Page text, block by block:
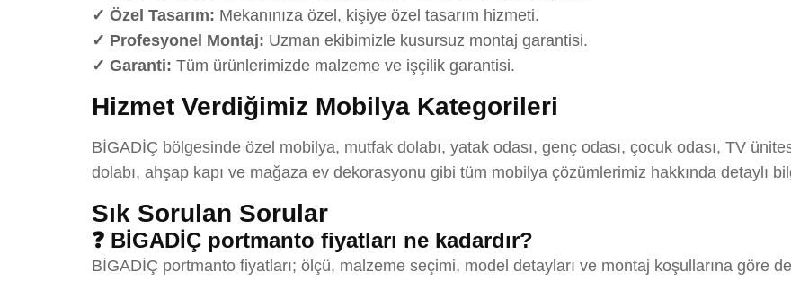
✓ Özel Tasarım: Mekanınıza özel, kişiye özel tasarım hizmeti.
✓ Profesyonel Montaj: Uzman ekibimizle kusursuz montaj garantisi.
✓ Garanti: Tüm ürünlerimizde malzeme ve işçilik garantisi.
Hizmet Verdiğimiz Mobilya Kategorileri
BİGADİÇ bölgesinde özel mobilya, mutfak dolabı, yatak odası, genç odası, çocuk odası, TV
dolabı, ahşap kapı ve mağaza ev dekorasyonu gibi tüm mobilya çözümlerimiz hakkında detaylı
Sık Sorulan Sorular
❓ BİGADİÇ portmanto fiyatları ne kadardır?
BİGADİÇ portmanto fiyatları; ölçü, malzeme seçimi, model detayları ve montaj koşullarına göre